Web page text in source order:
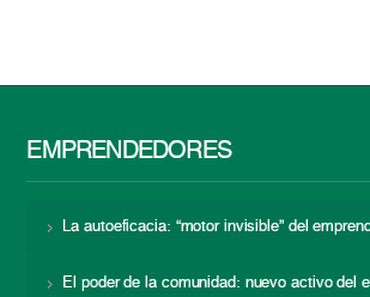
EMPRENDEDORES
La autoeficacia: “motor invisible” del
El poder de la comunidad: nuevo activo del